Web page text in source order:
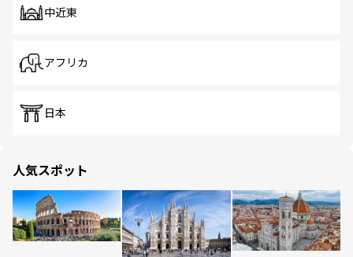
中近東
アフリカ
日本
人気スポット